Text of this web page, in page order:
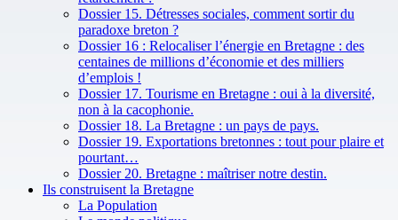
Dossier 15. Détresses sociales, comment sortir du
paradoxe breton ?
Dossier 16 : Relocaliser l’énergie en Bretagne : des
centaines de millions d’économie et des milliers
d’emplois !
Dossier 17. Tourisme en Bretagne : oui à la diversité,
non à la cacophonie.
Dossier 18. La Bretagne : un pays de pays.
Dossier 19. Exportations bretonnes : tout pour plaire et
pourtant…
Dossier 20. Bretagne : maîtriser notre destin.
Ils construisent la Bretagne
La Population